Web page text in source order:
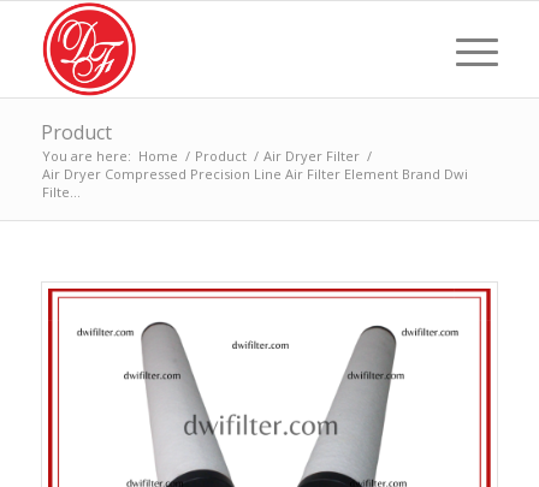
Product
You are here: Home / Product / Air Dryer Filter /
Air Dryer Compressed Precision Line Air Filter Element Brand Dwi
Filte...